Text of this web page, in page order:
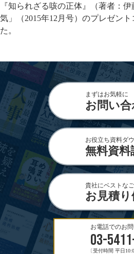
『知られざる咳の正体』（著者：
気」（2015年12月号）のプレゼン
た。
まずはお気軽に
お問い
お役立ち資料ダ
無料資料
貴社にベストな
お見積り
お電話でのお
03-
〔受付時間 平日